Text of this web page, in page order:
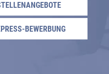
BEWERBUNG